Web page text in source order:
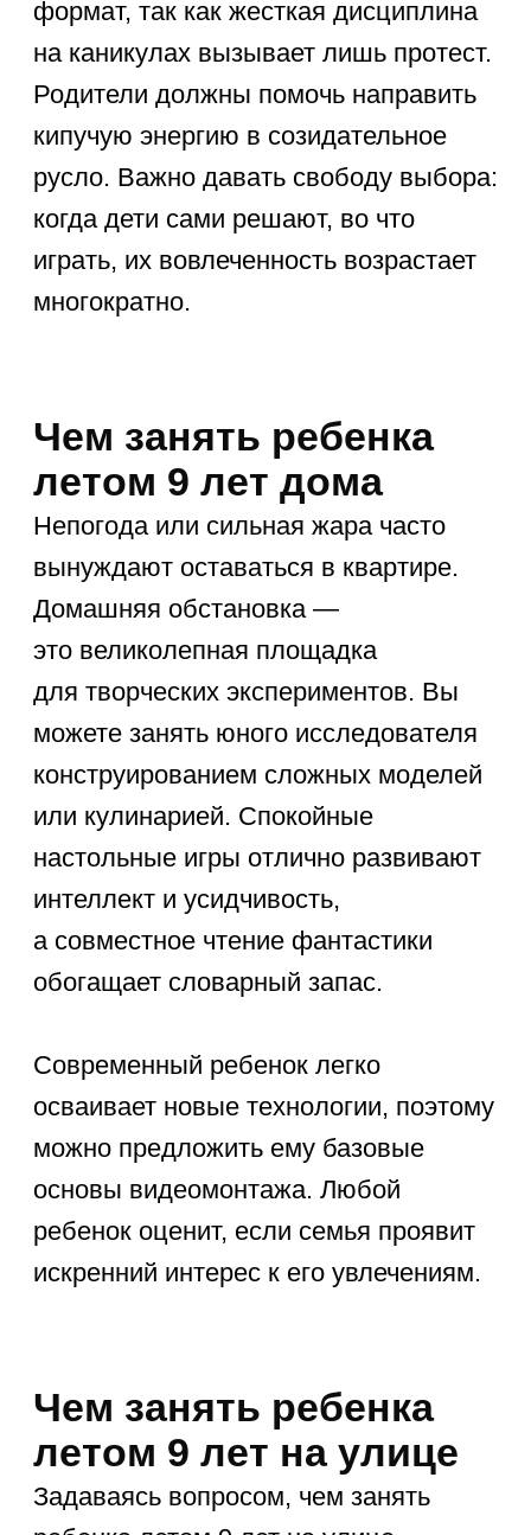
или играть в дворовый футбол. Такие
физические нагрузки формируют
выносливость, улучшают аппетит
Прогулки в парке можно превратить
в научные экспедиции, что отлично
расширяет кругозор и удовлетворяет
природное любопытство. В этом
возрасте дети обожают командные
для ребенка 9 лет
Каникулярное время — прекрасная
возможность подтянуть слабые места
школьника, а увлечь его процессом
поиска нестандартных решений.
упражнения, кроссворды и задачи
на пространственное мышление.
искреннюю любовь к новым знаниям.
уровне.
Идеи досуга для
ребенка 9 лет летом
скрытые таланты. Предлагаем
основные направления, которые
помогают организовать досуг каждого
дня.